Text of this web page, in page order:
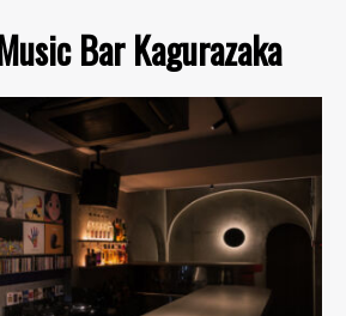
Bar Kagurazaka